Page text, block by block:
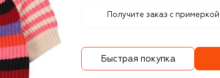
Получите заказ с примеркой
Быстрая покупка